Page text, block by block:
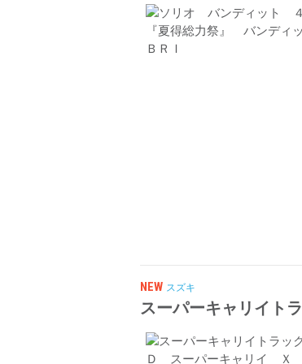
NEW スズキ
スーパーキャリイ